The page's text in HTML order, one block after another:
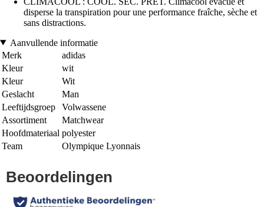
disperse la transpiration pour une performance fraîche, sèche et
sans distractions.
Aanvullende informatie
Merk
adidas
Kleur
wit
Kleur
Wit
Geslacht
Man
Leeftijdsgroep
Volwassene
Assortiment
Matchwear
Hoofdmateriaal polyester
Team
Olympique Lyonnais